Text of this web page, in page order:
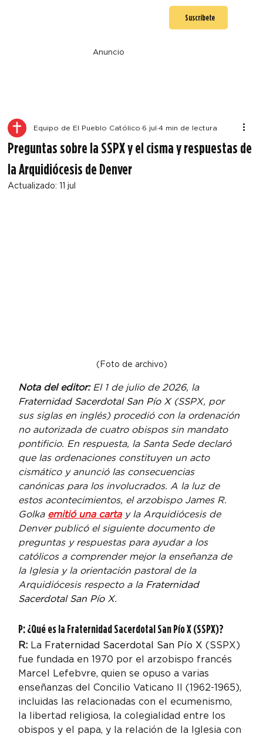
Suscríbete
Anuncio
Preguntas sobre la SSPX y el cisma y respuestas de
la Arquidiócesis de Denver
Equipo de El Pueblo Católico 6 jul 4 min de lectura
Actualizado: 11 jul
(Foto de archivo)
Nota del editor: El 1 de julio de 2026, la
Fraternidad Sacerdotal San Pío X (SSPX, por
sus siglas en inglés) procedió con la ordenación
no autorizada de cuatro obispos sin mandato
pontificio. En respuesta, la Santa Sede declaró
que las ordenaciones constituyen un acto
cismático y anunció las consecuencias
canónicas para los involucrados. A la luz de
estos acontecimientos, el arzobispo James R.
Golka emitió una carta y la Arquidiócesis de
Denver publicó el siguiente documento de
preguntas y respuestas para ayudar a los
católicos a comprender mejor la enseñanza de
la Iglesia y la orientación pastoral de la
Arquidiócesis respecto a la Fraternidad
Sacerdotal San Pío X.
P: ¿Qué es la Fraternidad Sacerdotal San Pío X (SSPX)?
R: La Fraternidad Sacerdotal San Pío X (SSPX)
fue fundada en 1970 por el arzobispo francés
Marcel Lefebvre, quien se opuso a varias
enseñanzas del Concilio Vaticano II (1962-1965),
incluidas las relacionadas con el ecumenismo,
la libertad religiosa, la colegialidad entre los
obispos y el papa, y la relación de la Iglesia con